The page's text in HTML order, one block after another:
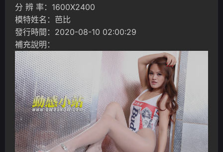
分 辨 率：1600X2400
模特姓名：芭比
發行時間：2020-08-10 02:00:29
補充說明：